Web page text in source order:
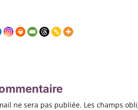
ne sera pas publiée. Les champs